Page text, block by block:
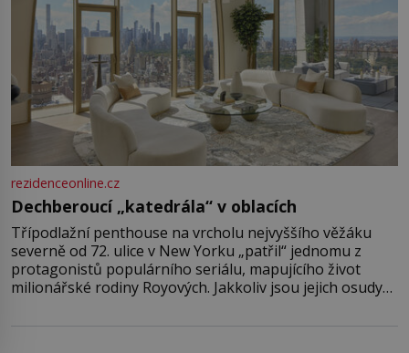
rezidenceonline.cz
Dechberoucí „katedrála“ v oblacích
Třípodlažní penthouse na vrcholu nejvyššího věžáku
severně od 72. ulice v New Yorku „patřil“ jednomu z
protagonistů populárního seriálu, mapujícího život
milionářské rodiny Royových. Jakkoliv jsou jejich osudy